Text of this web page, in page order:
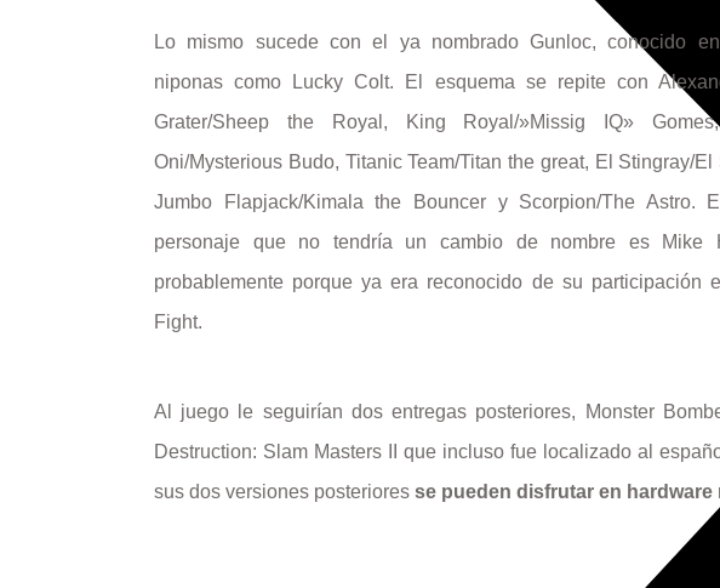
Lo mismo sucede con el ya nombrado Gunloc, conocido
niponas como Lucky Colt. El esquema se repite con
Grater/Sheep the Royal, King Royal/»Missig IQ»
Oni/Mysterious Budo, Titanic Team/Titan the great, El Stingray/El
Jumbo Flapjack/Kimala the Bouncer y Scorpion/The Astro.
personaje que no tendría un cambio de nombre es Mike
probablemente porque ya era reconocido de su participación
Fight.
Al juego le seguirían dos entregas posteriores, Monster
Destruction: Slam Masters II que incluso fue localizado al
sus dos versiones posteriores se pueden disfrutar en